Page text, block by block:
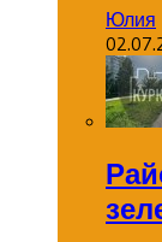
Юлия